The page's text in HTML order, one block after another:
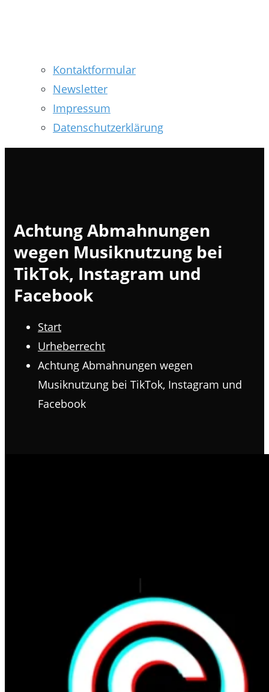
Kontaktformular
Newsletter
Impressum
Datenschutzerklärung
Achtung Abmahnungen
wegen Musiknutzung bei
TikTok, Instagram und
Facebook
Start
Urheberrecht
Achtung Abmahnungen wegen
Musiknutzung bei TikTok, Instagram und
Facebook